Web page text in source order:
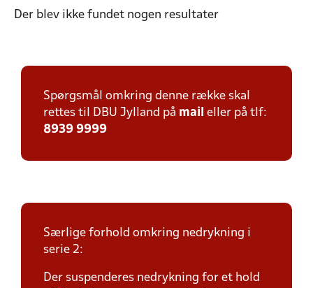
Der blev ikke fundet nogen resultater
Spørgsmål omkring denne række skal
rettes til DBU Jylland på mail eller på tlf:
8939 9999
Særlige forhold omkring nedrykning i
serie 2:
Der suspenderes nedrykning for et hold